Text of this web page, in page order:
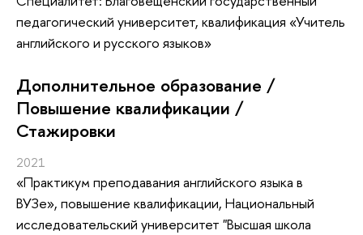
педагогический университет, квалификация «Учитель
английского и русского языков»
Дополнительное образование /
Повышение квалификации /
Стажировки
2021
«Практикум преподавания английского языка в
ВУЗе», повышение квалификации, Национальный
исследовательский университет "Высшая школа